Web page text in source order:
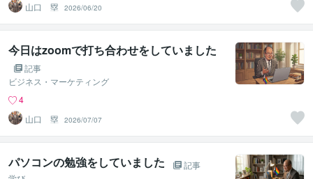
山口 塁
2026/06/20
今日はzoomで打ち合わせをしていました
記事
ビジネス・マーケティング
4
山口 塁
2026/07/07
パソコンの勉強をしていました
記事